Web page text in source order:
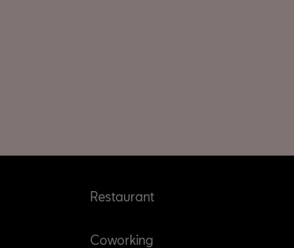
Restaurant
Coworking